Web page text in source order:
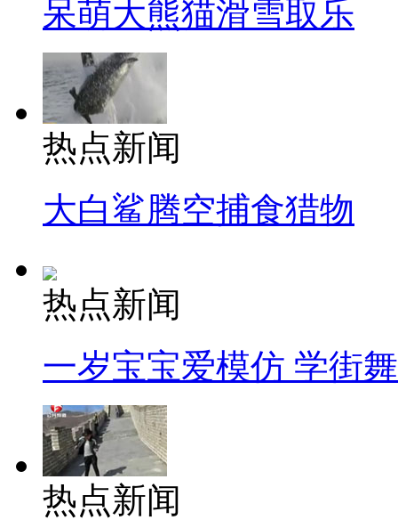
呆萌大熊猫滑雪取乐
热点新闻
大白鲨腾空捕食猎物
热点新闻
一岁宝宝爱模仿 学街
热点新闻